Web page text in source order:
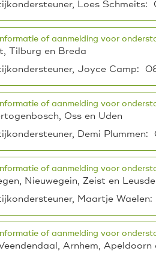
Loes
of aanmelding voor
Tilburg en Breda
Joyce Camp:
of aanmelding voor
Oss en Uden
Demi Plummen:
of aanmelding voor
Nieuwegein, Zeist en
Maartje
of aanmelding voor
Arnhem, Apeldoorn